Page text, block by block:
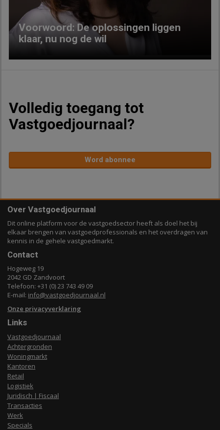
Voorwoord: De oplossingen liggen
klaar, nu nog de wil
Volledig toegang tot
Vastgoedjournaal?
Word abonnee
Over Vastgoedjournaal
Dit online platform voor de vastgoedsector heeft als doel het bij
elkaar brengen van vastgoedprofessionals en het overdragen van
kennis in de gehele vastgoedmarkt.
Contact
Hogeweg 19
2042 GD Zandvoort
Telefoon: +31 (0) 23 743 49 09
E-mail: info@vastgoedjournaal.nl
Onze privacyverklaring
Links
Vastgoedjournaal
Achtergronden
Woningmarkt
Kantoren
Retail
Logistiek
Juridisch | Fiscaal
Transacties
Werk
Specials